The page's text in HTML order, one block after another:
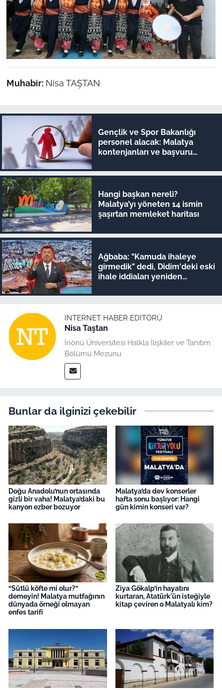
Muhabir: Nisa TAŞTAN
Gençlik ve Spor Bakanlığı
personel alacak: Malatya
kontenjanları ve başvuru
Hangi başkan nereli?
Malatya’yı yöneten 14 ismin
şaşırtan memleket haritası
Ağbaba: "Kamuda ihaleye
girmedik" dedi, Didim'deki eski
ihale iddiaları yeniden
İNTERNET HABER EDITÖRÜ
Nisa Taştan
İnönü Üniversitesi Halkla İlişkiler ve Tanıtım
Bölümü Mezunu
Bunlar da ilginizi çekebilir
Doğu Anadolu’nun ortasında
gizli bir vaha! Malatya’daki bu
kanyon ezber bozuyor
Malatya’da dev konserler
hafta sonu başlıyor: Hangi
gün kimin konseri var?
“Sütlü köfte mi olur?”
demeyin! Malatya mutfağının
dünyada örneği olmayan
enfes tarifi
Ziya Gökalp’in hayatını
kurtaran, Atatürk'ün isteğiyle
kitap çeviren o Malatyalı kim?